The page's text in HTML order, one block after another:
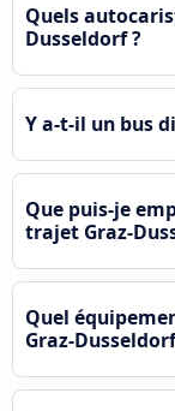
Quels
Dusseldorf ?
Y a-t-il un bus
Que puis-je
trajet Graz-
Quel
Graz-